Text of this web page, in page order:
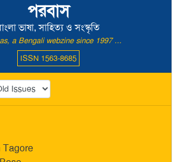
পরবাস
ভাষা, সাহিত্য ও সংস্কৃতি
a Bengali webzine since 1997 ...
ISSN 1563-8685
Tagore